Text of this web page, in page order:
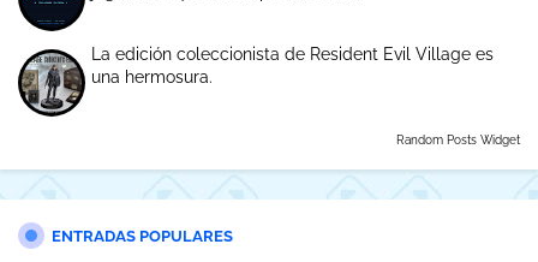
La edición coleccionista de Resident Evil Village es
una hermosura.
Random Posts Widget
ENTRADAS POPULARES